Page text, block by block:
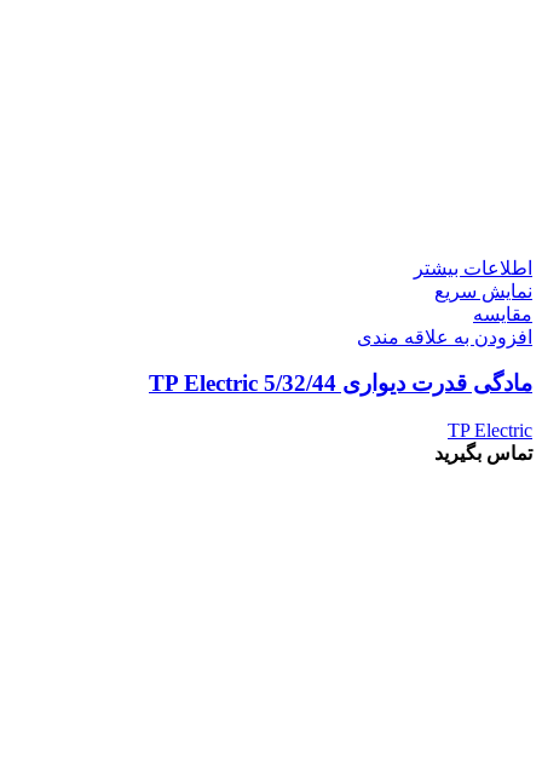
اطلاعات بیشتر
نمایش سریع
مقايسه
افزودن به علاقه مندی
مادگی قدرت دیواری 5/32/44 TP Electric
TP Electric
تماس بگیرید